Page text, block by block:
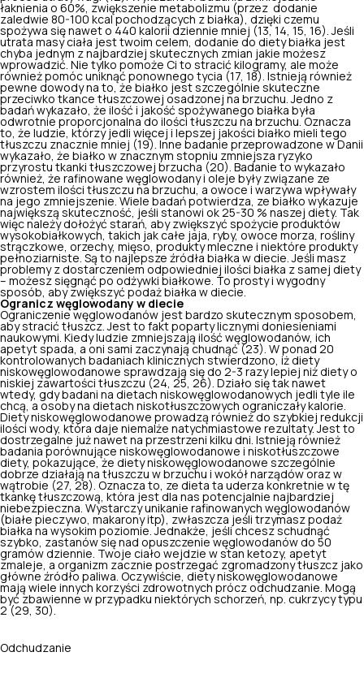
łaknienia o 60%, zwiększenie metabolizmu (przez dodanie
zaledwie 80-100 kcal pochodzących z białka), dzięki czemu
spożywa się nawet o 440 kalorii dziennie mniej (13, 14, 15, 16). Jeśli
utrata masy ciała jest twoim celem, dodanie do diety białka jest
chyba jednym z najbardziej skutecznych zmian jakie możesz
wprowadzić. Nie tylko pomoże Ci to stracić kilogramy, ale może
również pomóc uniknąć ponownego tycia (17, 18). Istnieją również
pewne dowody na to, że białko jest szczególnie skuteczne
przeciwko tkance tłuszczowej osadzonej na brzuchu. Jedno z
badań wykazało, że ilość i jakość spożywanego białka była
odwrotnie proporcjonalna do ilości tłuszczu na brzuchu. Oznacza
to, że ludzie, którzy jedli więcej i lepszej jakości białko mieli tego
tłuszczu znacznie mniej (19). Inne badanie przeprowadzone w Danii
wykazało, że białko w znacznym stopniu zmniejsza ryzyko
przyrostu tkanki tłuszczowej brzucha (20). Badanie to wykazało
również, że rafinowane węglowodany i oleje były związane ze
wzrostem ilości tłuszczu na brzuchu, a owoce i warzywa wpływały
na jego zmniejszenie. Wiele badań potwierdza, ze białko wykazuje
największą skuteczność, jeśli stanowi ok 25-30 % naszej diety. Tak
więc należy dołożyć starań, aby zwiększyć spożycie produktów
wysokobiałkowych, takich jak całe jaja, ryby, owoce morza, rośliny
strączkowe, orzechy, mięso, produkty mleczne i niektóre produkty
pełnoziarniste. Są to najlepsze źródła białka w diecie. Jeśli masz
problemy z dostarczeniem odpowiedniej ilości białka z samej diety
– możesz sięgnąć po odżywki białkowe. To prosty i wygodny
sposób, aby zwiększyć podaż białka w diecie.
Ogranicz węglowodany w diecie
Ograniczenie węglowodanów jest bardzo skutecznym sposobem,
aby stracić tłuszcz. Jest to fakt poparty licznymi doniesieniami
naukowymi. Kiedy ludzie zmniejszają ilość węglowodanów, ich
apetyt spada, a oni sami zaczynają chudnąć (23). W ponad 20
kontrolowanych badaniach klinicznych stwierdzono, iż diety
niskowęglowodanowe sprawdzają się do 2-3 razy lepiej niż diety o
niskiej zawartości tłuszczu (24, 25, 26). Działo się tak nawet
wtedy, gdy badani na dietach niskowęglowodanowych jedli tyle ile
chcą, a osoby na dietach niskotłuszczowych ograniczały kalorie.
Diety niskowęglowodanowe prowadzą również do szybkiej redukcji
ilości wody, która daje niemalże natychmiastowe rezultaty. Jest to
dostrzegalne już nawet na przestrzeni kilku dni. Istnieją również
badania porównujące niskowęglowodanowe i niskotłuszczowe
diety, pokazujące, że diety niskowęglowodanowe szczególnie
dobrze działają na tłuszczu w brzuchu i wokół narządów oraz w
wątrobie (27, 28). Oznacza to, ze dieta ta uderza konkretnie w tę
tkankę tłuszczową, która jest dla nas potencjalnie najbardziej
niebezpieczna. Wystarczy unikanie rafinowanych węglowodanów
(białe pieczywo, makarony itp), zwłaszcza jeśli trzymasz podaż
białka na wysokim poziomie. Jednakże, jeśli chcesz schudnąć
szybko, zastanów się nad opuszczenie węglowodanów do 50
gramów dziennie. Twoje ciało wejdzie w stan ketozy, apetyt
zmaleje, a organizm zacznie postrzegać zgromadzony tłuszcz jako
główne źródło paliwa. Oczywiście, diety niskowęglowodanowe
mają wiele innych korzyści zdrowotnych prócz odchudzanie. Mogą
być zbawienne w przypadku niektórych schorzeń, np. cukrzycy typu
2 (29, 30).
Odchudzanie